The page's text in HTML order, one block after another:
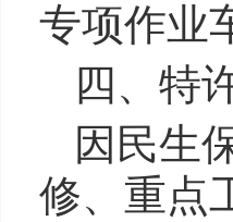
专项作业
四、特
因民生
修、重点